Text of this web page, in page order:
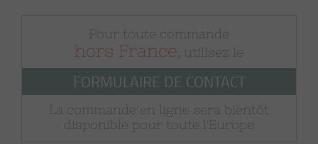
Pour toute commande
hors France , utilisez le
FORMULAIRE DE CONTACT
La commande en ligne sera bientôt
disponible pour toute l'Europe